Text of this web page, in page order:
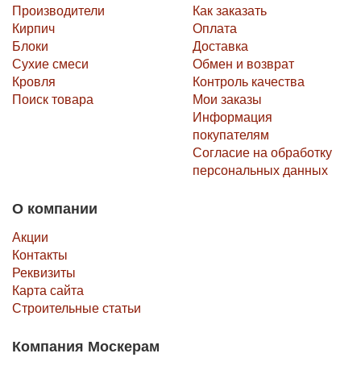
Производители
Кирпич
Блоки
Сухие смеси
Кровля
Поиск товара
Как заказать
Оплата
Доставка
Обмен и возврат
Контроль качества
Мои заказы
Информация
покупателям
Согласие на обработку
персональных данных
О компании
Акции
Контакты
Реквизиты
Карта сайта
Строительные статьи
Компания Москерам